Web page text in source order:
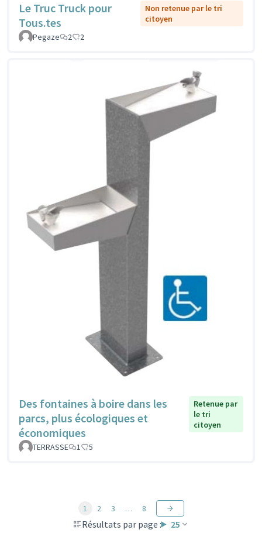
Le Truc Truck pour
Tous.tes
Non retenue par le tri
citoyen
Pegaze
2 2
Des fontaines à boire dans les
parcs, plus écologiques et
économiques
Retenue par
le tri
citoyen
TERRASSE 1 5
Résultats par page : 25
1 2 3 … 8